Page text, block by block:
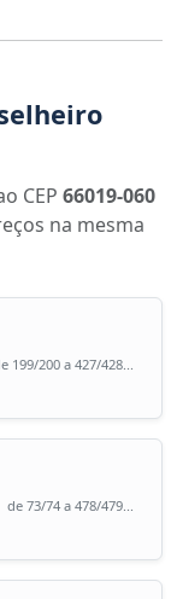
CEP 66019-060
na mesma
199/200 a 427/428...
de 73/74 a 478/479...